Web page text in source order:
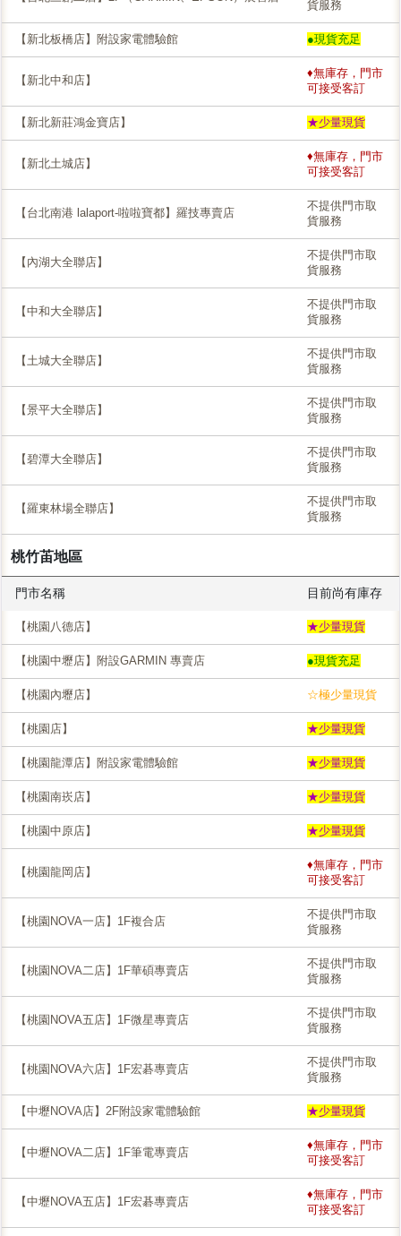
貨服務
【新北板橋店】附設家電體驗館 ●現貨充足
【新北中和店】
♦無庫存，門市
可接受客訂
【新北新莊鴻金寶店】 ★少量現貨
【新北土城店】
♦無庫存，門市
可接受客訂
【台北南港 lalaport-啦啦寶都】羅技專賣店
不提供門市取
貨服務
【內湖大全聯店】
不提供門市取
貨服務
【中和大全聯店】
不提供門市取
貨服務
【土城大全聯店】
不提供門市取
貨服務
【景平大全聯店】
不提供門市取
貨服務
【碧潭大全聯店】
不提供門市取
貨服務
【羅東林場全聯店】
不提供門市取
貨服務
桃竹苖地區
門市名稱 目前尚有庫存
【桃園八德店】 ★少量現貨
【桃園中壢店】附設GARMIN 專賣店 ●現貨充足
【桃園內壢店】 ☆極少量現貨
【桃園店】 ★少量現貨
【桃園龍潭店】附設家電體驗館 ★少量現貨
【桃園南崁店】 ★少量現貨
【桃園中原店】 ★少量現貨
【桃園龍岡店】
♦無庫存，門市
可接受客訂
【桃園NOVA一店】1F複合店
不提供門市取
貨服務
【桃園NOVA二店】1F華碩專賣店
不提供門市取
貨服務
【桃園NOVA五店】1F微星專賣店
不提供門市取
貨服務
【桃園NOVA六店】1F宏碁專賣店
不提供門市取
貨服務
【中壢NOVA店】2F附設家電體驗館 ★少量現貨
【中壢NOVA二店】1F筆電專賣店
♦無庫存，門市
可接受客訂
【中壢NOVA五店】1F宏碁專賣店
♦無庫存，門市
可接受客訂